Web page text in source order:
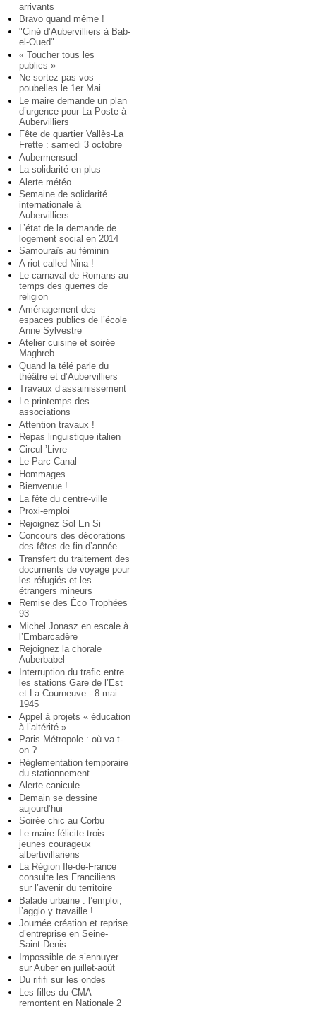
arrivants
Bravo quand même !
"Ciné d’Aubervilliers à Bab-
el-Oued"
« Toucher tous les
publics »
Ne sortez pas vos
poubelles le 1er Mai
Le maire demande un plan
d’urgence pour La Poste à
Aubervilliers
Fête de quartier Vallès-La
Frette : samedi 3 octobre
Aubermensuel
La solidarité en plus
Alerte météo
Semaine de solidarité
internationale à
Aubervilliers
L’état de la demande de
logement social en 2014
Samouraïs au féminin
A riot called Nina !
Le carnaval de Romans au
temps des guerres de
religion
Aménagement des
espaces publics de l’école
Anne Sylvestre
Atelier cuisine et soirée
Maghreb
Quand la télé parle du
théâtre et d’Aubervilliers
Travaux d’assainissement
Le printemps des
associations
Attention travaux !
Repas linguistique italien
Circul ’Livre
Le Parc Canal
Hommages
Bienvenue !
La fête du centre-ville
Proxi-emploi
Rejoignez Sol En Si
Concours des décorations
des fêtes de fin d’année
Transfert du traitement des
documents de voyage pour
les réfugiés et les
étrangers mineurs
Remise des Éco Trophées
93
Michel Jonasz en escale à
l’Embarcadère
Rejoignez la chorale
Auberbabel
Interruption du trafic entre
les stations Gare de l’Est
et La Courneuve - 8 mai
1945
Appel à projets « éducation
à l’altérité »
Paris Métropole : où va-t-
on ?
Réglementation temporaire
du stationnement
Alerte canicule
Demain se dessine
aujourd’hui
Soirée chic au Corbu
Le maire félicite trois
jeunes courageux
albertivillariens
La Région Ile-de-France
consulte les Franciliens
sur l’avenir du territoire
Balade urbaine : l’emploi,
l’agglo y travaille !
Journée création et reprise
d’entreprise en Seine-
Saint-Denis
Impossible de s’ennuyer
sur Auber en juillet-août
Du rififi sur les ondes
Les filles du CMA
remontent en Nationale 2